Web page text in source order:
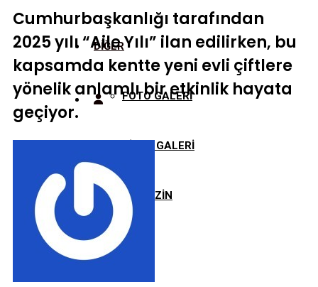
DİĞER
FOTO GALERİ
VİDEO GALERİ
MAGAZİN
Cumhurbaşkanlığı tarafından
2025 yılı “Aile Yılı” ilan edilirken, bu
kapsamda kentte yeni evli çiftlere
yönelik anlamlı bir etkinlik hayata
geçiyor.